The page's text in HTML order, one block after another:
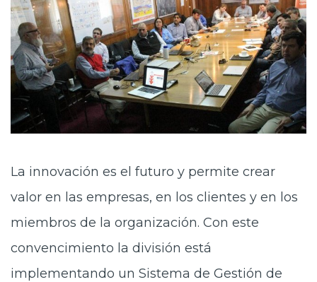
Acceso trabajadores/as
La innovación es el futuro y permite crear
valor en las empresas, en los clientes y en los
miembros de la organización. Con este
convencimiento la división está
implementando un Sistema de Gestión de